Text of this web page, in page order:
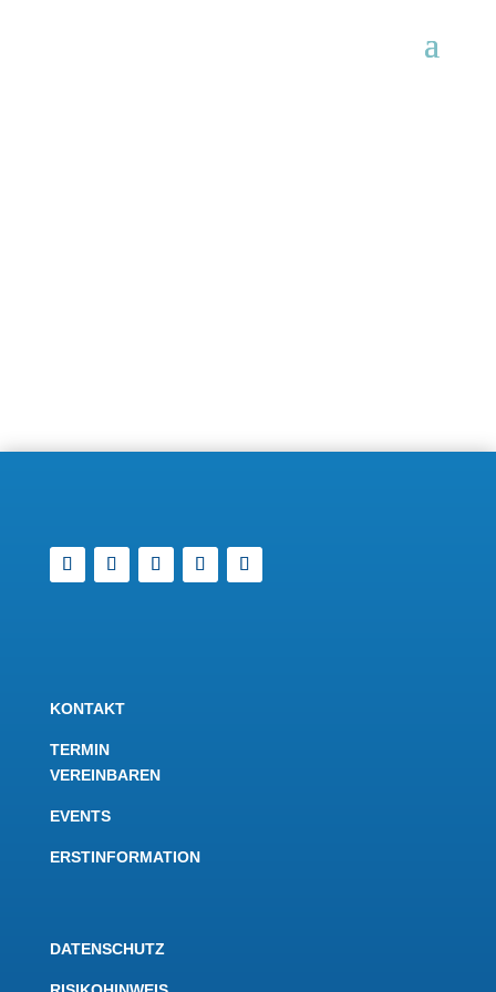
KONTAKT
TERMIN
VEREINBAREN
EVENTS
ERSTINFORMATION
DATENSCHUTZ